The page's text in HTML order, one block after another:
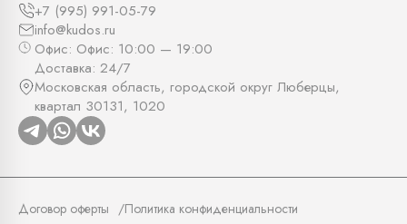
+7 (995) 991-05-79
info@kudos.ru
Офис: Офис: 10:00 — 19:00
Доставка: 24/7
Московская область, городской округ Люберцы,
квартал 30131, 1020
Договор оферты Политика конфиденциальности